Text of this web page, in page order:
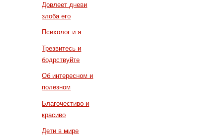
Довлеет дневи
злоба его
Психолог и я
Трезвитесь и
бодрствуйте
Об интересном и
полезном
Благочестиво и
красиво
Дети в мире